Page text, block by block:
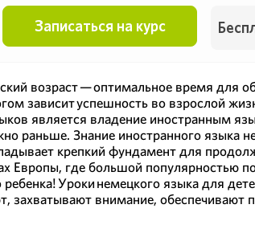
Записаться на курс
возраст — оптимальное время для
зависит успешность во взрослой
является владение иностранным
раньше. Знание иностранного языка
крепкий фундамент для
Европы, где большой популярностью
Уроки немецкого языка для
захватывают внимание, обеспечивают